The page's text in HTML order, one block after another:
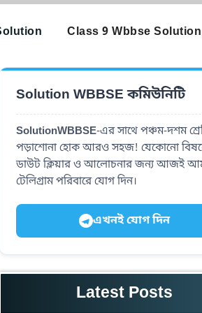
Class 9 Wbbse Solution
Solution WBBSE কমিউনিটি
SolutionWBBSE-এর সাথে পঞ্চম-দশম
পড়াশোনা হোক আরও সহজ! যেকোনো
ডাউট ক্লিয়ার ও আলোচনার জন্য আজই
টেলিগ্রাম পরিবারে যোগ দিন।
এখনই যোগ দিন
Latest Posts